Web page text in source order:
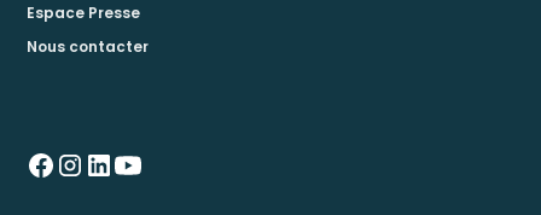
Espace Presse
Nous contacter